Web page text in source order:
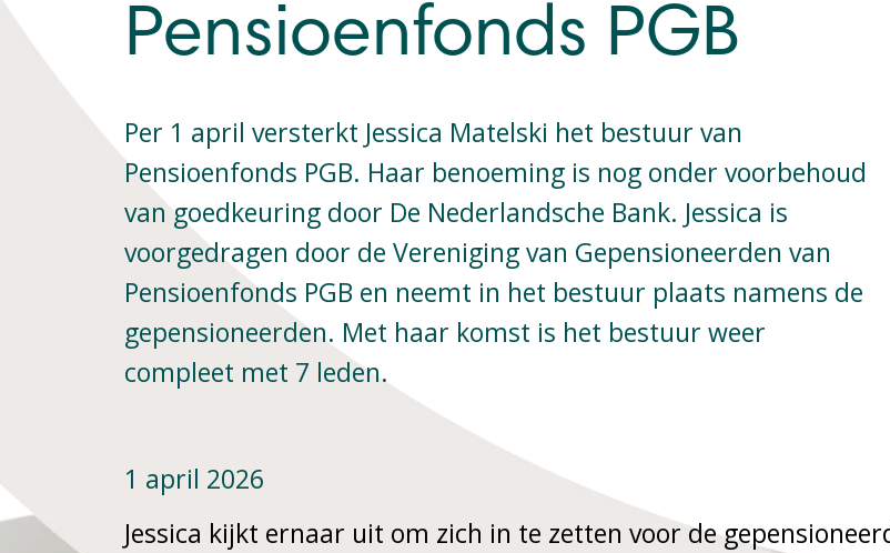
Pensioenfonds PGB
Per 1 april versterkt Jessica Matelski het bestuur van
Pensioenfonds PGB. Haar benoeming is nog onder voorbehoud
van goedkeuring door De Nederlandsche Bank. Jessica is
voorgedragen door de Vereniging van Gepensioneerden van
Pensioenfonds PGB en neemt in het bestuur plaats namens de
gepensioneerden. Met haar komst is het bestuur weer
compleet met 7 leden.
1 april 2026
Jessica kijkt ernaar uit om zich in te zetten voor de